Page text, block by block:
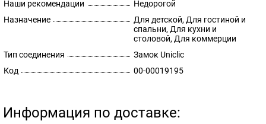
Наши рекомендации
Недорогой
Назначение
Для детской, Для гостиной и
спальни, Для кухни и
столовой, Для коммерции
Тип соединения
Замок Uniclic
Код
00-00019195
Информация по доставке: